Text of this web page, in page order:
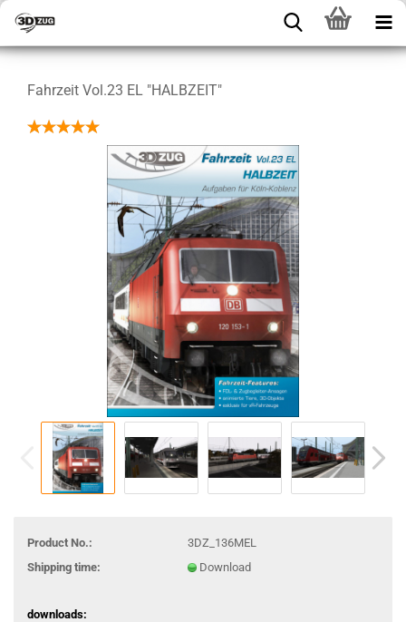
Fahrzeit Vol.23 EL "HALBZEIT"
Product No.:
3DZ_136MEL
Shipping time:
Download
downloads: